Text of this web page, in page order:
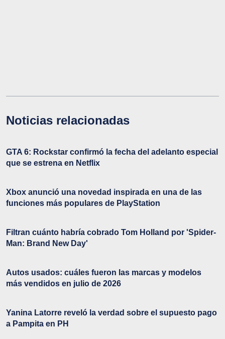
Noticias relacionadas
GTA 6: Rockstar confirmó la fecha del adelanto especial
que se estrena en Netflix
Xbox anunció una novedad inspirada en una de las
funciones más populares de PlayStation
Filtran cuánto habría cobrado Tom Holland por 'Spider-
Man: Brand New Day'
Autos usados: cuáles fueron las marcas y modelos
más vendidos en julio de 2026
Yanina Latorre reveló la verdad sobre el supuesto pago
a Pampita en PH